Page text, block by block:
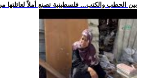
.. بين الحطب والكتب... فلسطينية تصنع أملاً لعائلتها